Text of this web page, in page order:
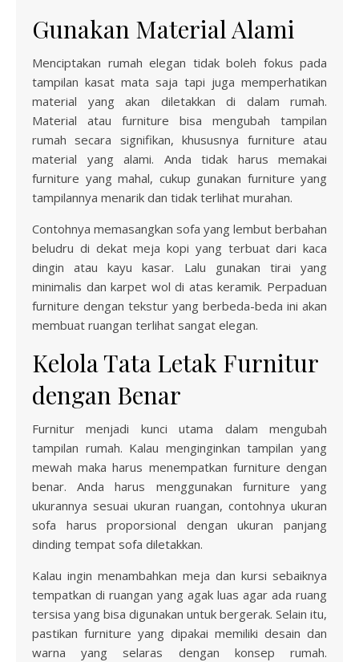
Gunakan Material Alami
Menciptakan rumah elegan tidak boleh fokus pada
tampilan kasat mata saja tapi juga memperhatikan
material yang akan diletakkan di dalam rumah.
Material atau furniture bisa mengubah tampilan
rumah secara signifikan, khususnya furniture atau
material yang alami. Anda tidak harus memakai
furniture yang mahal, cukup gunakan furniture yang
tampilannya menarik dan tidak terlihat murahan.
Contohnya memasangkan sofa yang lembut berbahan
beludru di dekat meja kopi yang terbuat dari kaca
dingin atau kayu kasar. Lalu gunakan tirai yang
minimalis dan karpet wol di atas keramik. Perpaduan
furniture dengan tekstur yang berbeda-beda ini akan
membuat ruangan terlihat sangat elegan.
Kelola Tata Letak Furnitur
dengan Benar
Furnitur menjadi kunci utama dalam mengubah
tampilan rumah. Kalau menginginkan tampilan yang
mewah maka harus menempatkan furniture dengan
benar. Anda harus menggunakan furniture yang
ukurannya sesuai ukuran ruangan, contohnya ukuran
sofa harus proporsional dengan ukuran panjang
dinding tempat sofa diletakkan.
Kalau ingin menambahkan meja dan kursi sebaiknya
tempatkan di ruangan yang agak luas agar ada ruang
tersisa yang bisa digunakan untuk bergerak. Selain itu,
pastikan furniture yang dipakai memiliki desain dan
warna yang selaras dengan konsep rumah.